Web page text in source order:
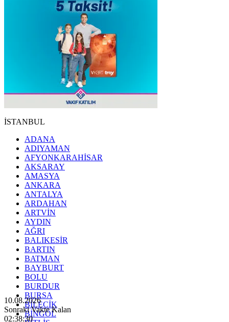
İSTANBUL
ADANA
ADIYAMAN
AFYONKARAHİSAR
AKSARAY
AMASYA
ANKARA
ANTALYA
ARDAHAN
ARTVİN
AYDIN
AĞRI
BALIKESİR
BARTIN
BATMAN
BAYBURT
BOLU
BURDUR
BURSA
BİLECİK
BİNGÖL
10.08.2026
Sonraki Vakte Kalan
02:38:28